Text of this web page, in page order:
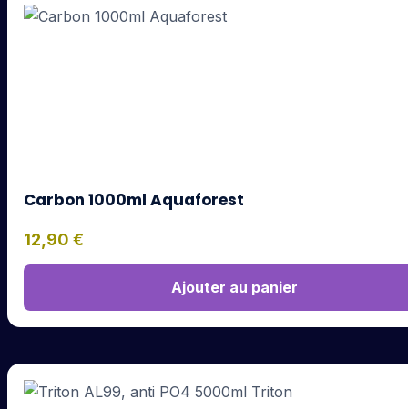
Carbon 1000ml Aquaforest
12,90 €
Ajouter au panier